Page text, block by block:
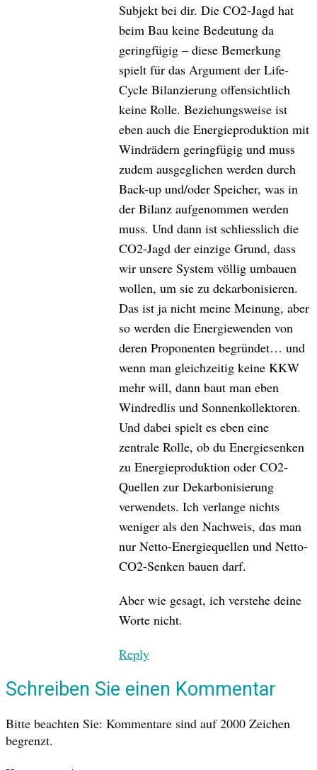
Subjekt bei dir. Die CO2-Jagd hat
beim Bau keine Bedeutung da
geringfügig – diese Bemerkung
spielt für das Argument der Life-
Cycle Bilanzierung offensichtlich
keine Rolle. Beziehungsweise ist
eben auch die Energieproduktion mit
Windrädern geringfügig und muss
zudem ausgeglichen werden durch
Back-up und/oder Speicher, was in
der Bilanz aufgenommen werden
muss. Und dann ist schliesslich die
CO2-Jagd der einzige Grund, dass
wir unsere System völlig umbauen
wollen, um sie zu dekarbonisieren.
Das ist ja nicht meine Meinung, aber
so werden die Energiewenden von
deren Proponenten begründet… und
wenn man gleichzeitig keine KKW
mehr will, dann baut man eben
Windredlis und Sonnenkollektoren.
Und dabei spielt es eben eine
zentrale Rolle, ob du Energiesenken
zu Energieproduktion oder CO2-
Quellen zur Dekarbonisierung
verwendets. Ich verlange nichts
weniger als den Nachweis, das man
nur Netto-Energiequellen und Netto-
CO2-Senken bauen darf.
Aber wie gesagt, ich verstehe deine
Worte nicht.
Reply
Schreiben Sie einen Kommentar
Bitte beachten Sie: Kommentare sind auf 2000 Zeichen
begrenzt.